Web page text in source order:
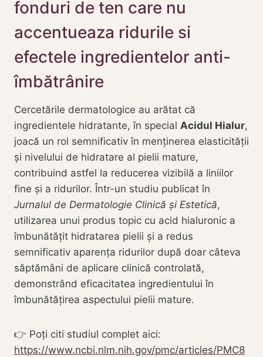
fonduri de ten care nu
accentueaza ridurile si
efectele ingredientelor anti-
îmbătrânire
Cercetările dermatologice au arătat că
ingredientele hidratante, în special Acidul Hialur,
joacă un rol semnificativ în menținerea elasticității
și nivelului de hidratare al pielii mature,
contribuind astfel la reducerea vizibilă a liniilor
fine și a ridurilor. Într-un studiu publicat în
Jurnalul de Dermatologie Clinică și Estetică,
utilizarea unui produs topic cu acid hialuronic a
îmbunătățit hidratarea pielii și a redus
semnificativ aparența ridurilor după doar câteva
săptămâni de aplicare clinică controlată,
demonstrând eficacitatea ingredientului în
îmbunătățirea aspectului pielii mature.
👉 Poți citi studiul complet aici:
https://www.ncbi.nlm.nih.gov/pmc/articles/PMC8